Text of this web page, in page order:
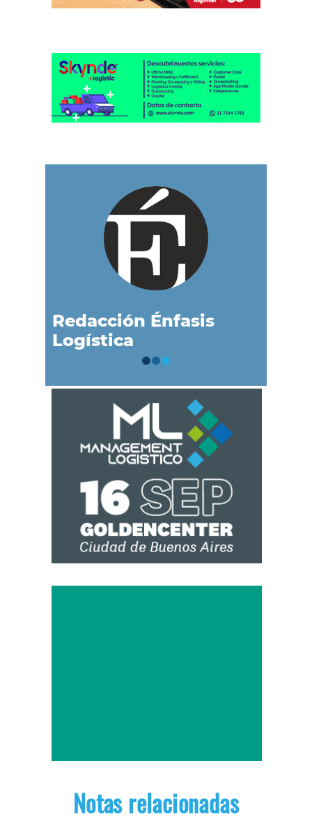
Redacción Énfasis
Logística
Notas relacionadas